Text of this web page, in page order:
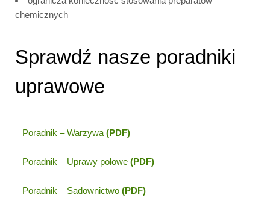
chemicznych
Sprawdź nasze poradniki
uprawowe
Poradnik – Warzywa (PDF)
Poradnik – Uprawy polowe (PDF)
Poradnik – Sadownictwo (PDF)